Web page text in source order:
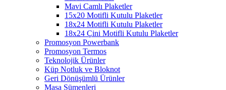
Mavi Camlı Plaketler
15x20 Motifli Kutulu Plaketler
18x24 Motifli Kutulu Plaketler
18x24 Çini Motifli Kutulu Plaketler
Promosyon Powerbank
Promosyon Termos
Teknolojik Ürünler
Küp Notluk ve Bloknot
Geri Dönüşümlü Ürünler
Masa Sümenleri